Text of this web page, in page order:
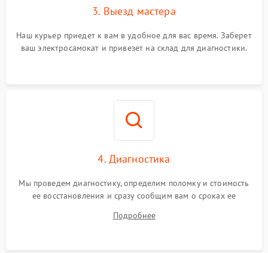
3. Выезд мастера
Наш курьер приедет к вам в удобное для вас время. Заберет
ваш электросамокат и привезет на склад для диагностики.
4. Диагностика
Мы проведем диагностику, определим поломку и стоимость
ее восстановления и сразу сообщим вам о сроках ее
Подробнее